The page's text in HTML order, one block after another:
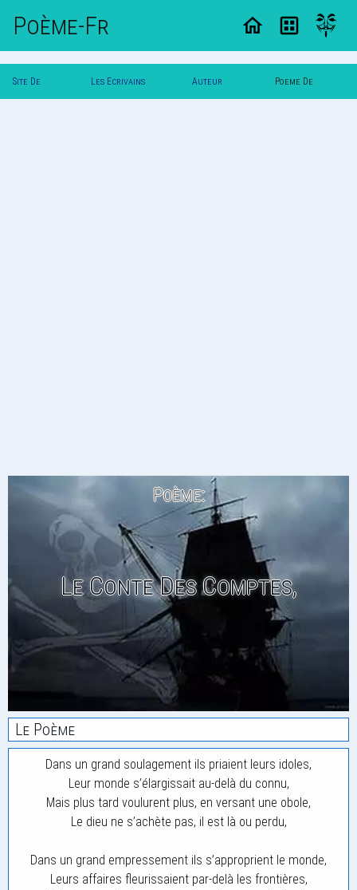
Poème-Fr
Site De Les Ecrivains Auteur Poeme De
Poème:
Le Conte Des Comptes,
Le Poème
Dans un grand soulagement ils priaient leurs idoles,
Leur monde s’élargissait au-delà du connu,
Mais plus tard voulurent plus, en versant une obole,
Le dieu ne s’achète pas, il est là ou perdu,
Dans un grand empressement ils s’approprient le monde,
Leurs affaires fleurissaient par-delà les frontières,